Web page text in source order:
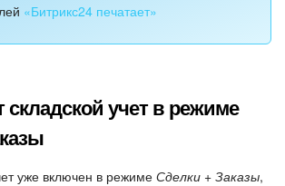
«Битрикс24 печатает»
складской учет в режиме
уже включен в режиме Сделки + Заказы,